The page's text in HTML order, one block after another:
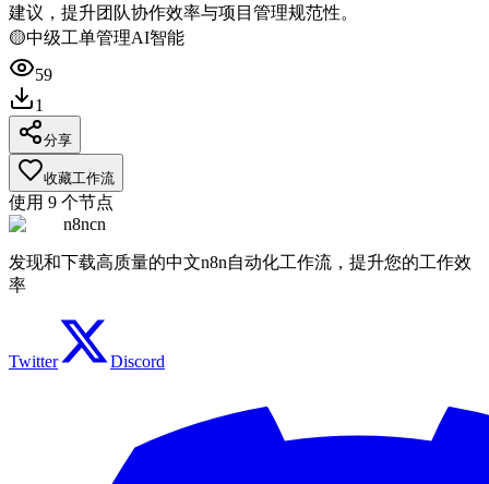
建议，提升团队协作效率与项目管理规范性。
🟡中级工单管理AI智能
59
1
分享
收藏工作流
使用 9 个节点
n8ncn
发现和下载高质量的中文n8n自动化工作流，提升您的工作效
率
Twitter Discord